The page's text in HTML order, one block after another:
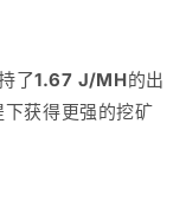
了1.67 J/MH的出
获得更强的挖矿